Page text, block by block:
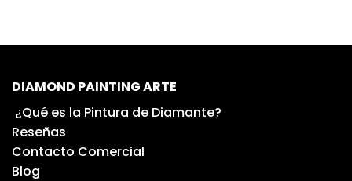
DIAMOND PAINTING ARTE
¿Qué es la Pintura de Diamante?
Reseñas
Contacto Comercial
Blog